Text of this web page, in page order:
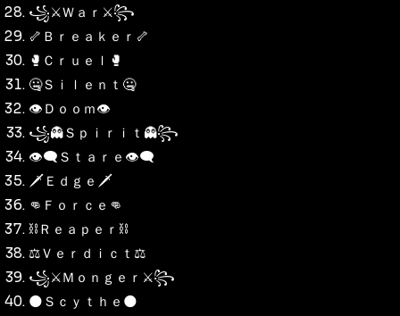
꧁⚔️Ｗａｒ⚔️꧂
🦴Ｂｒｅａｋｅｒ🦴
🥊Ｃｒｕｅｌ🥊
🤐Ｓｉｌｅｎｔ🤐
👁️Ｄｏｏｍ👁️
꧁👻Ｓｐｉｒｉｔ👻꧂
👁️‍🗨️Ｓｔａｒｅ👁️‍🗨️
🗡️Ｅｄｇｅ🗡️
👊Ｆｏｒｃｅ👊
⛓️Ｒｅａｐｅｒ⛓️
⚖️Ｖｅｒｄｉｃｔ⚖️
꧁⚔️Ｍｏｎｇｅｒ⚔️꧂
🌑Ｓｃｙｔｈｅ🌑